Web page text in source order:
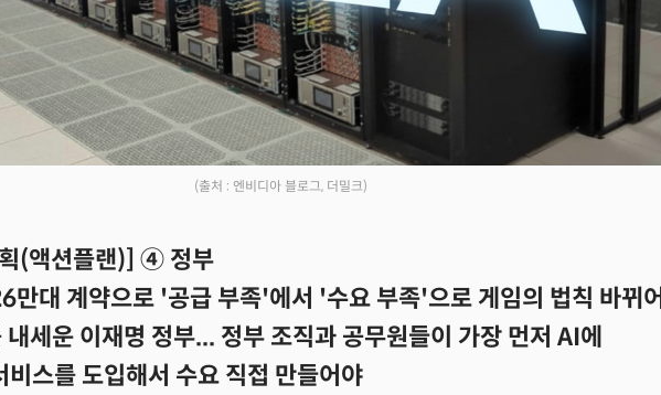
(출처 : 엔비디아 블로그, 더밀크)
(액션플랜)] ④ 정부
만대 계약으로 '공급 부족'에서 '수요 부족'으로 게임의 법칙 바뀌어
내세운 이재명 정부... 정부 조직과 공무원들이 가장 먼저 AI에
비스를 도입해서 수요 직접 만들어야